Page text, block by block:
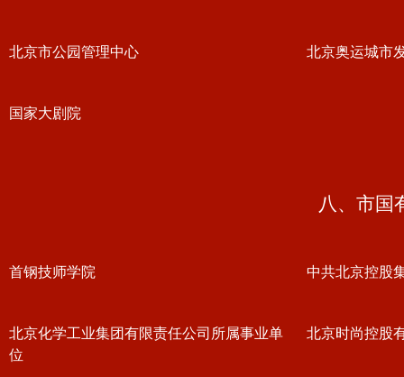
北京市公园管理中心 北京奥运城市
国家大剧院
八、市国
首钢技师学院 中共北京控股
北京化学工业集团有限责任公司所属事业单
位
北京时尚控股